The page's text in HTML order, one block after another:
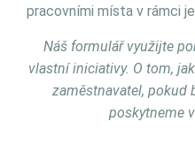
pracovními místa v rámci
Náš formulář využijte
vlastní iniciativy. O tom,
zaměstnavatel, pokud
poskytneme